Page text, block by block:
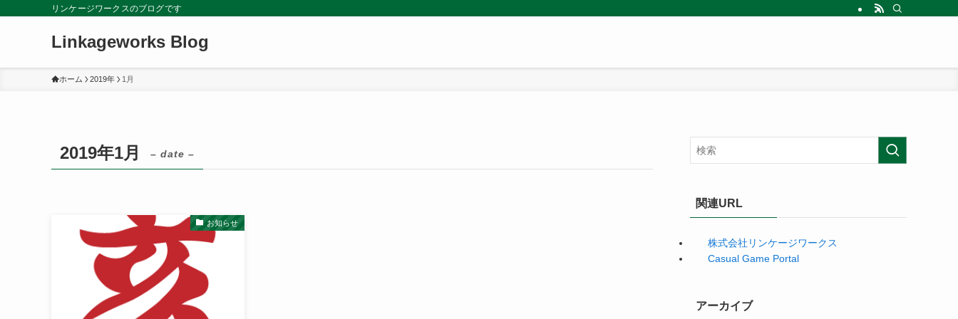
リンケージワークスのブログです
Linkageworks Blog
ホーム 2019年 1月
2019年1月 – date –
お知らせ
関連URL
株式会社リンケージワークス
Casual Game Portal
アーカイブ